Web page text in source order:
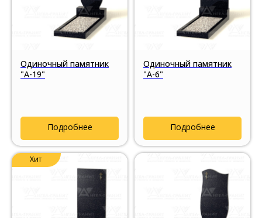
Одиночный памятник
"А-19"
Подробнее
Одиночный памятник
"А-6"
Подробнее
Хит